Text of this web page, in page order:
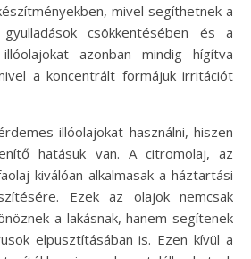
mivel segíthetnek a
csökkentésében és a
azonban mindig hígítva
a koncentrált formájuk irritációt
illóolajokat használni, hiszen
hatásuk van. A citromolaj, az
kiválóan alkalmasak a háztartási
Ezek az olajok nemcsak
a lakásnak, hanem segítenek
elpusztításában is. Ezen kívül a